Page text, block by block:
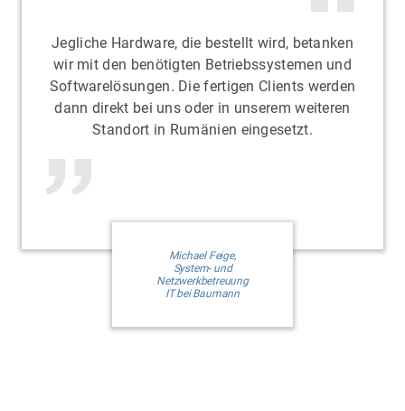
Jegliche Hardware, die bestellt wird, betanken
wir mit den benötigten Betriebssystemen und
Softwarelösungen. Die fertigen Clients werden
dann direkt bei uns oder in unserem weiteren
Standort in Rumänien eingesetzt.
Michael Feige,
System- und
Netzwerkbetreuung
IT bei Baumann